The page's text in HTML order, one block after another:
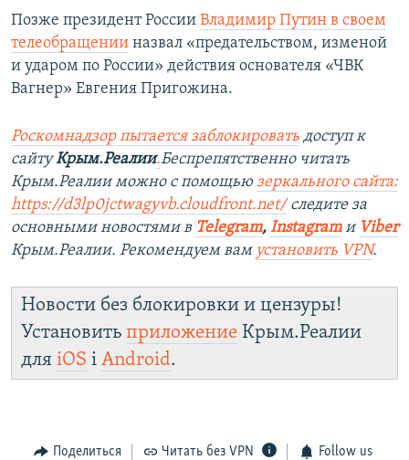
Позже президент России Владимир Путин в своем
телеобращении назвал «предательством, изменой
и ударом по России» действия основателя «ЧВК
Вагнер» Евгения Пригожина.
Роскомнадзор пытается заблокировать доступ к
сайтуКрым.Реалии.Беспрепятственно читать
Крым.Реалии можно с помощью зеркального сайта:
https://d3lp0jctwagyvb.cloudfront.net/следите за
основными новостями в Telegram, Instagramи Viber
Крым.Реалии. Рекомендуем вам установить VPN.
Новости без блокировки и цензуры!
Установить приложение Крым.Реалии
для iOS і Android.
Поделиться Читать без VPN Follow us